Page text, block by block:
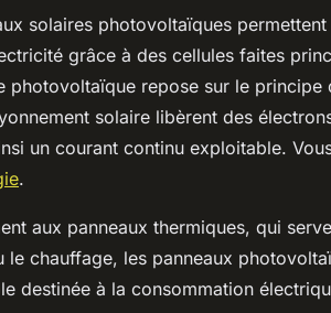
solaires photovoltaïques
grâce à des cellules faites
photovoltaïque repose sur le principe
solaire libèrent des
un courant continu exploitable.
.
aux panneaux thermiques, qui
le chauffage, les panneaux
destinée à la consommation